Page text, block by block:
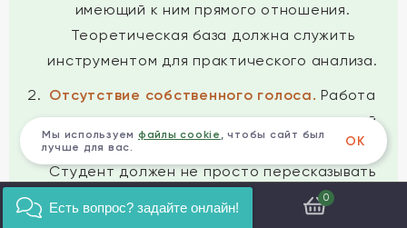
имеющий к ним прямого отношения.
Теоретическая база должна служить
инструментом для практического анализа.
Отсутствие собственного голоса. Работа
превращается в компиляцию чужих мнений
без авторской оценки и интерпретации.
Студент должен не просто пересказывать
теории, а применять их и делать
0
Мы используем файлы cookie , чтобы сайт был
лучше для вас.
ОК
Есть вопрос? задайте онлайн!